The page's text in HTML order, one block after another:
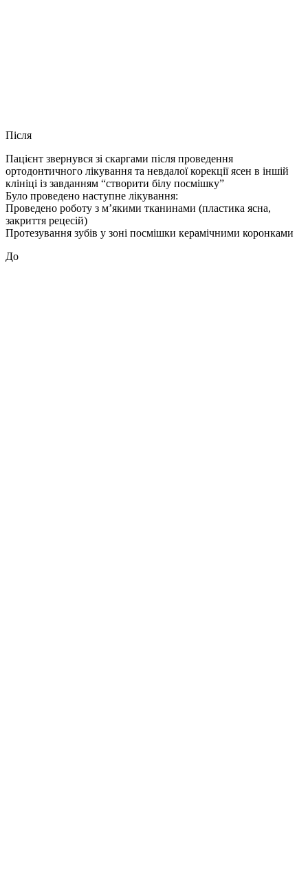
Після
Пацієнт звернувся зі скаргами після проведення
ортодонтичного лікування та невдалої корекції ясен в іншій
клініці із завданням “створити білу посмішку”
Було проведено наступне лікування:
Проведено роботу з м’якими тканинами (пластика ясна,
закриття рецесій)
Протезування зубів у зоні посмішки керамічними коронками
До